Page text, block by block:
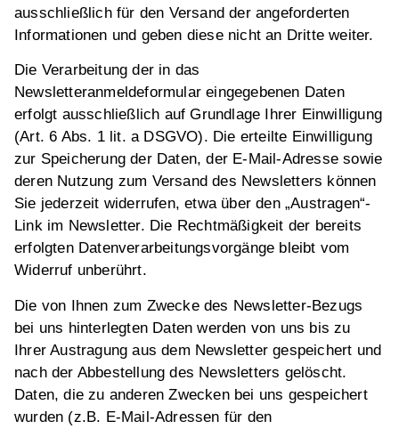
ausschließlich für den Versand der angeforderten
Informationen und geben diese nicht an Dritte weiter.
Die Verarbeitung der in das
Newsletteranmeldeformular eingegebenen Daten
erfolgt ausschließlich auf Grundlage Ihrer Einwilligung
(Art. 6 Abs. 1 lit. a DSGVO). Die erteilte Einwilligung
zur Speicherung der Daten, der E-Mail-Adresse sowie
deren Nutzung zum Versand des Newsletters können
Sie jederzeit widerrufen, etwa über den „Austragen“-
Link im Newsletter. Die Rechtmäßigkeit der bereits
erfolgten Datenverarbeitungsvorgänge bleibt vom
Widerruf unberührt.
Die von Ihnen zum Zwecke des Newsletter-Bezugs
bei uns hinterlegten Daten werden von uns bis zu
Ihrer Austragung aus dem Newsletter gespeichert und
nach der Abbestellung des Newsletters gelöscht.
Daten, die zu anderen Zwecken bei uns gespeichert
wurden (z.B. E-Mail-Adressen für den